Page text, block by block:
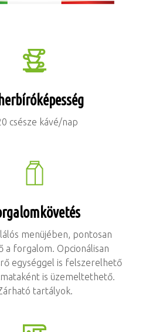
csésze kávé/nap
menüjében, pontosan
a forgalom. Opcionálisan
egységgel is felszerelhető
is üzemeltethető.
tartályok.